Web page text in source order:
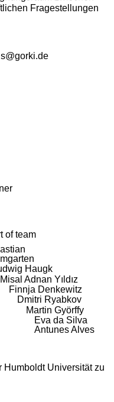
Fragestellungen
of team
Haugk
Misal Adnan Yıldız
Finnja Denkewitz
Dmitri Ryabkov
Martin Györffy
Eva da Silva
Antunes Alves
Humboldt Universität zu